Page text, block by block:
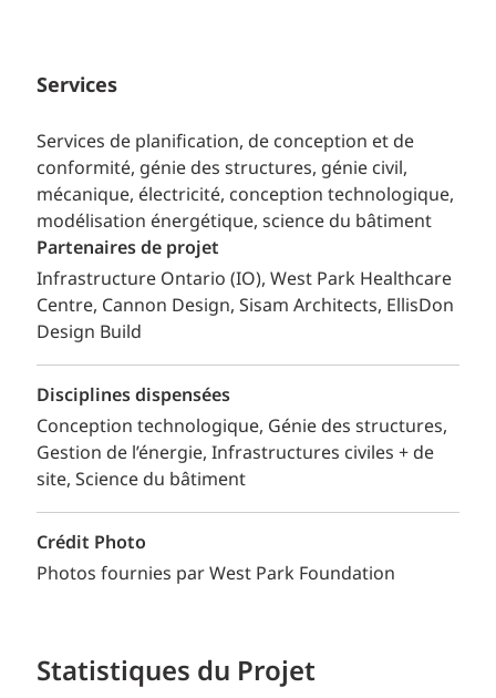
Services
Services de planification, de conception et de
conformité, génie des structures, génie civil,
mécanique, électricité, conception technologique,
modélisation énergétique, science du bâtiment
Partenaires de projet
Infrastructure Ontario (IO), West Park Healthcare
Centre, Cannon Design, Sisam Architects, EllisDon
Design Build
Disciplines dispensées
Conception technologique Génie des structures
Gestion de l’énergie Infrastructures civiles + de
site Science du bâtiment
Crédit Photo
Photos fournies par West Park Foundation
Statistiques du Projet